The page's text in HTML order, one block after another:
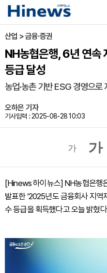
산업 > 금융·증권
NH농협은행, 6년 연속
등급 달성
농업·농촌 기반 ESG 경영으로
오하은 기자
기사입력 : 2025-08-28 10:03
가 가
[Hinews 하이뉴스] NH농협은행
발표한 ‘2025년도 금융회사 지역
수 등급을 획득했다고 오늘 밝혔